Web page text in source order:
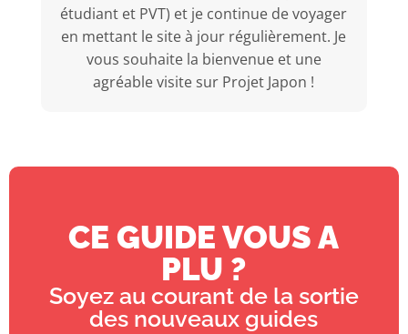
étudiant et PVT) et je continue de voyager
en mettant le site à jour régulièrement. Je
vous souhaite la bienvenue et une
agréable visite sur Projet Japon !
CE GUIDE VOUS A
PLU ?
Soyez au courant de la sortie
des nouveaux guides